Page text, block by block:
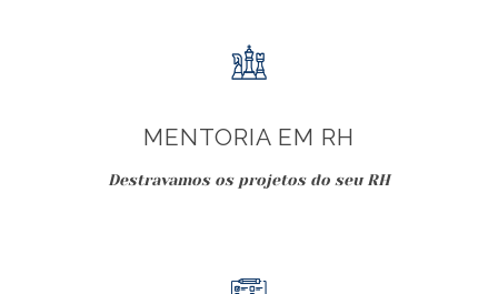
MENTORIA EM RH
Destravamos os projetos do seu RH